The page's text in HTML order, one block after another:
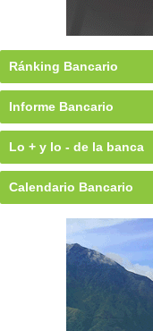
Ránking Bancario
Informe Bancario
Lo + y lo - de la banca
Calendario Bancario